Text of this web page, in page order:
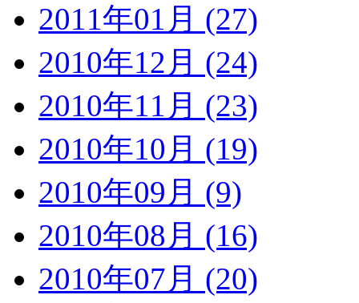
2011年01月 (27)
2010年12月 (24)
2010年11月 (23)
2010年10月 (19)
2010年09月 (9)
2010年08月 (16)
2010年07月 (20)